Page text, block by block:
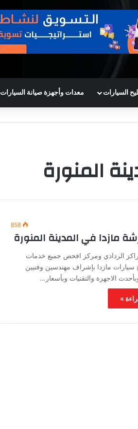
السيارات معدات وأجهزة صيانة السيارات
المنورة
858
مازدا في المدينة المنورة
الردادي ومركز افحص جميع خدمات
سيارات مازدا بإشراف مهندسين وفنيين
الاجهزة والتقنيات وبأسعار…
»